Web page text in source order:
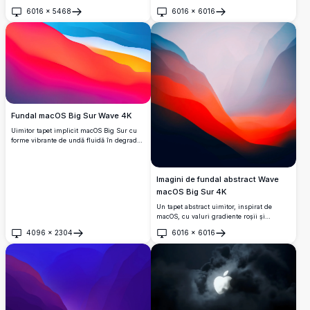
6016 × 5468
Deschide
6016 × 6016
Deschide
Fundal macOS Big Sur Wave 4K
Uimitor tapet implicit macOS Big Sur cu
forme vibrante de undă fluidă în degrade
4096 × 2304
Deschide
Imagini de fundal abstract Wave
macOS Big Sur 4K
Un tapet abstract uimitor, inspirat de
macOS, cu valuri gradiente roșii și
cețos.6016 × 6016
Deschide